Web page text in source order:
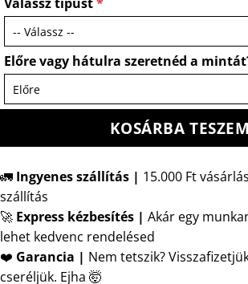
Válassz típust*
Előre vagy hátulra szeretnéd a
KOSÁRBA TESZEM
🚛 Ingyenes szállítás | 15.000 Ft
szállítás
🚀 Express kézbesítés | Akár egy
lehet kedvenc rendelésed
❤️ Garancia | Nem tetszik?
cseréljük. Ejha 🤯